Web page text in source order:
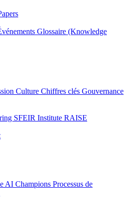
Glossaire (Knowledge
Culture Chiffres clés Gouvernance
SFEIR Institute RAISE
AI Champions Processus de